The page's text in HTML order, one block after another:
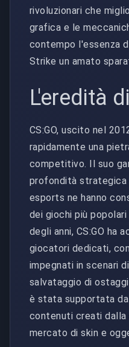
rivoluzionari che
grafica e le
contempo l'essenza
Strike un amato
L'eredità
CS:GO, uscito nel
rapidamente una
competitivo. Il suo
profondità strategica
esports ne hanno
dei giochi più
degli anni, CS:GO ha
giocatori dedicati,
impegnati in scenari
salvataggio di
è stata supportata
contenuti creati
mercato di skin e